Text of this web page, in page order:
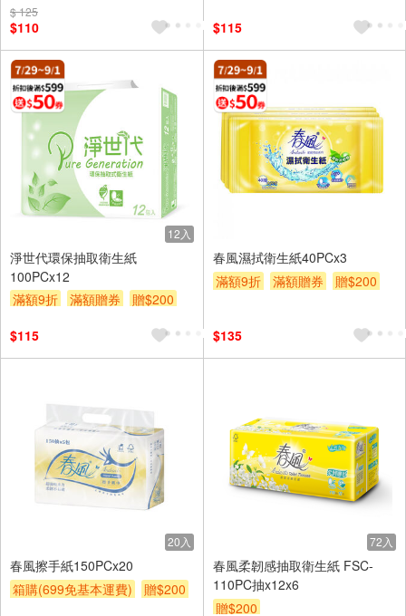
$ 125
$110 $115
12入
淨世代環保抽取衛生紙
100PCx12
滿額9折
滿額贈券
贈$200
$115
春風濕拭衛生紙40PCx3
滿額9折
滿額贈券 贈$200
$135
20入
春風擦手紙150PCx20
箱購(699免基本運費)
贈$200
72入
春風柔韌感抽取衛生紙 FSC-
110PC抽x12x6
贈$200